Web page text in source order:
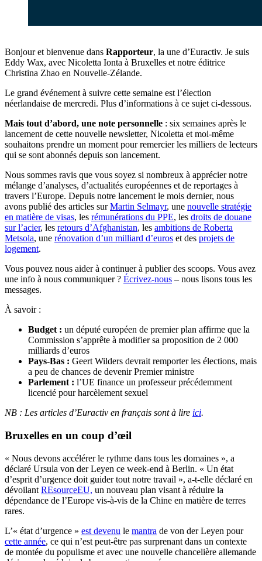
Bonjour et bienvenue dans Rapporteur, la une d’Euractiv. Je suis
Eddy Wax, avec Nicoletta Ionta à Bruxelles et notre éditrice
Christina Zhao en Nouvelle-Zélande.
Le grand événement à suivre cette semaine est l’élection
néerlandaise de mercredi. Plus d’informations à ce sujet ci-dessous.
Mais tout d’abord, une note personnelle : six semaines après le
lancement de cette nouvelle newsletter, Nicoletta et moi-même
souhaitons prendre un moment pour remercier les milliers de lecteurs
qui se sont abonnés depuis son lancement.
Nous sommes ravis que vous soyez si nombreux à apprécier notre
mélange d’analyses, d’actualités européennes et de reportages à
travers l’Europe. Depuis notre lancement le mois dernier, nous
avons publié des articles surMartin Selmayr, une nouvelle stratégie
en matière de visas, les rémunérations du PPE, les droits de douane
sur l’acier, les retours d’Afghanistan, les ambitions de Roberta
Metsola, une rénovation d’un milliard d’euros et des projets de
logement.
Vous pouvez nous aider à continuer à publier des scoops. Vous avez
une info à nous communiquer ? Écrivez-nous – nous lisons tous les
messages.
À savoir :
Budget : un député européen de premier plan affirme que la
Commission s’apprête à modifier sa proposition de 2 000
milliards d’euros
Pays-Bas : Geert Wilders devrait remporter les élections, mais
a peu de chances de devenir Premier ministre
Parlement : l’UE finance un professeur précédemment
licencié pour harcèlement sexuel
NB : Les articles d’Euractiv en français sont à lire ici.
Bruxelles en un coup d’œil
« Nous devons accélérer le rythme dans tous les domaines », a
déclaré Ursula von der Leyen ce week-end à Berlin. « Un état
d’esprit d’urgence doit guider tout notre travail », a-t-elle déclaré en
dévoilant REsourceEU, un nouveau plan visant à réduire la
dépendance de l’Europe vis-à-vis de la Chine en matière de terres
rares.
L’« état d’urgence » est devenu le mantra de von der Leyen pour
cette année, ce qui n’est peut-être pas surprenant dans un contexte
de montée du populisme et avec une nouvelle chancelière allemande